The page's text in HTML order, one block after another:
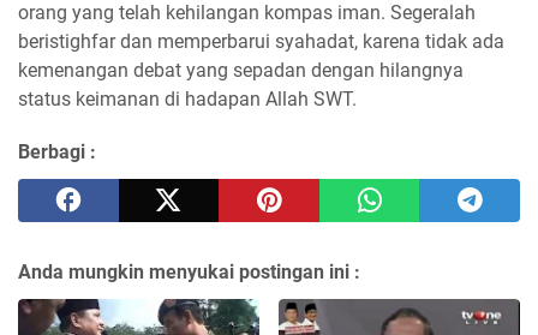
orang yang telah kehilangan kompas iman. Segeralah
beristighfar dan memperbarui syahadat, karena tidak ada
kemenangan debat yang sepadan dengan hilangnya
status keimanan di hadapan Allah SWT.
Berbagi :
Anda mungkin menyukai postingan ini :